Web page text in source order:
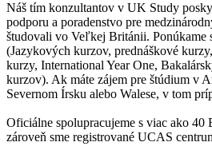
Náš tím konzultantov v UK Study
podporu a poradenstvo pre
študovali vo Veľkej Británii. Ponúkame
(Jazykových kurzov, prednáškové
kurzy, International Year One,
kurzov). Ak máte zájem pre štúdium v
Severnom Írsku alebo Walese, v tom
Oficiálne spolupracujeme s viac ako 40
zároveň sme registrované UCAS